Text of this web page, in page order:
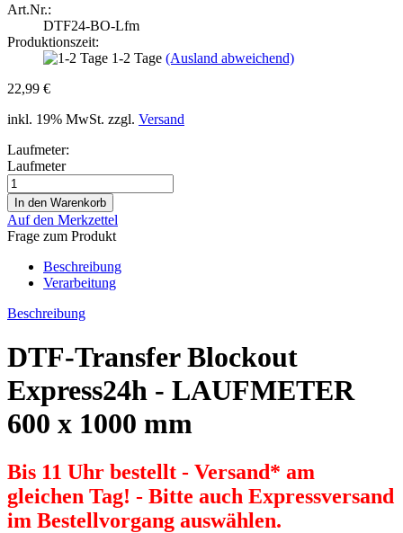
Art.Nr.:
DTF24-BO-Lfm
Produktionszeit:
1-2 Tage (Ausland abweichend)
22,99 €
inkl. 19% MwSt. zzgl. Versand
Laufmeter:
Laufmeter
Auf den Merkzettel
Frage zum Produkt
Beschreibung
Verarbeitung
Beschreibung
DTF-Transfer Blockout
Express24h - LAUFMETER
600 x 1000 mm
Bis 11 Uhr bestellt - Versand* am
gleichen Tag! - Bitte auch Expressversand
im Bestellvorgang auswählen.